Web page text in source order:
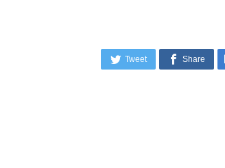
 Tweet  Share